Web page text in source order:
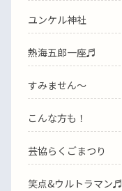
ユンケル神社
熱海五郎一座♬
すみません〜
こんな方も！
芸協らくごまつり
笑点&ウルトラマン♬